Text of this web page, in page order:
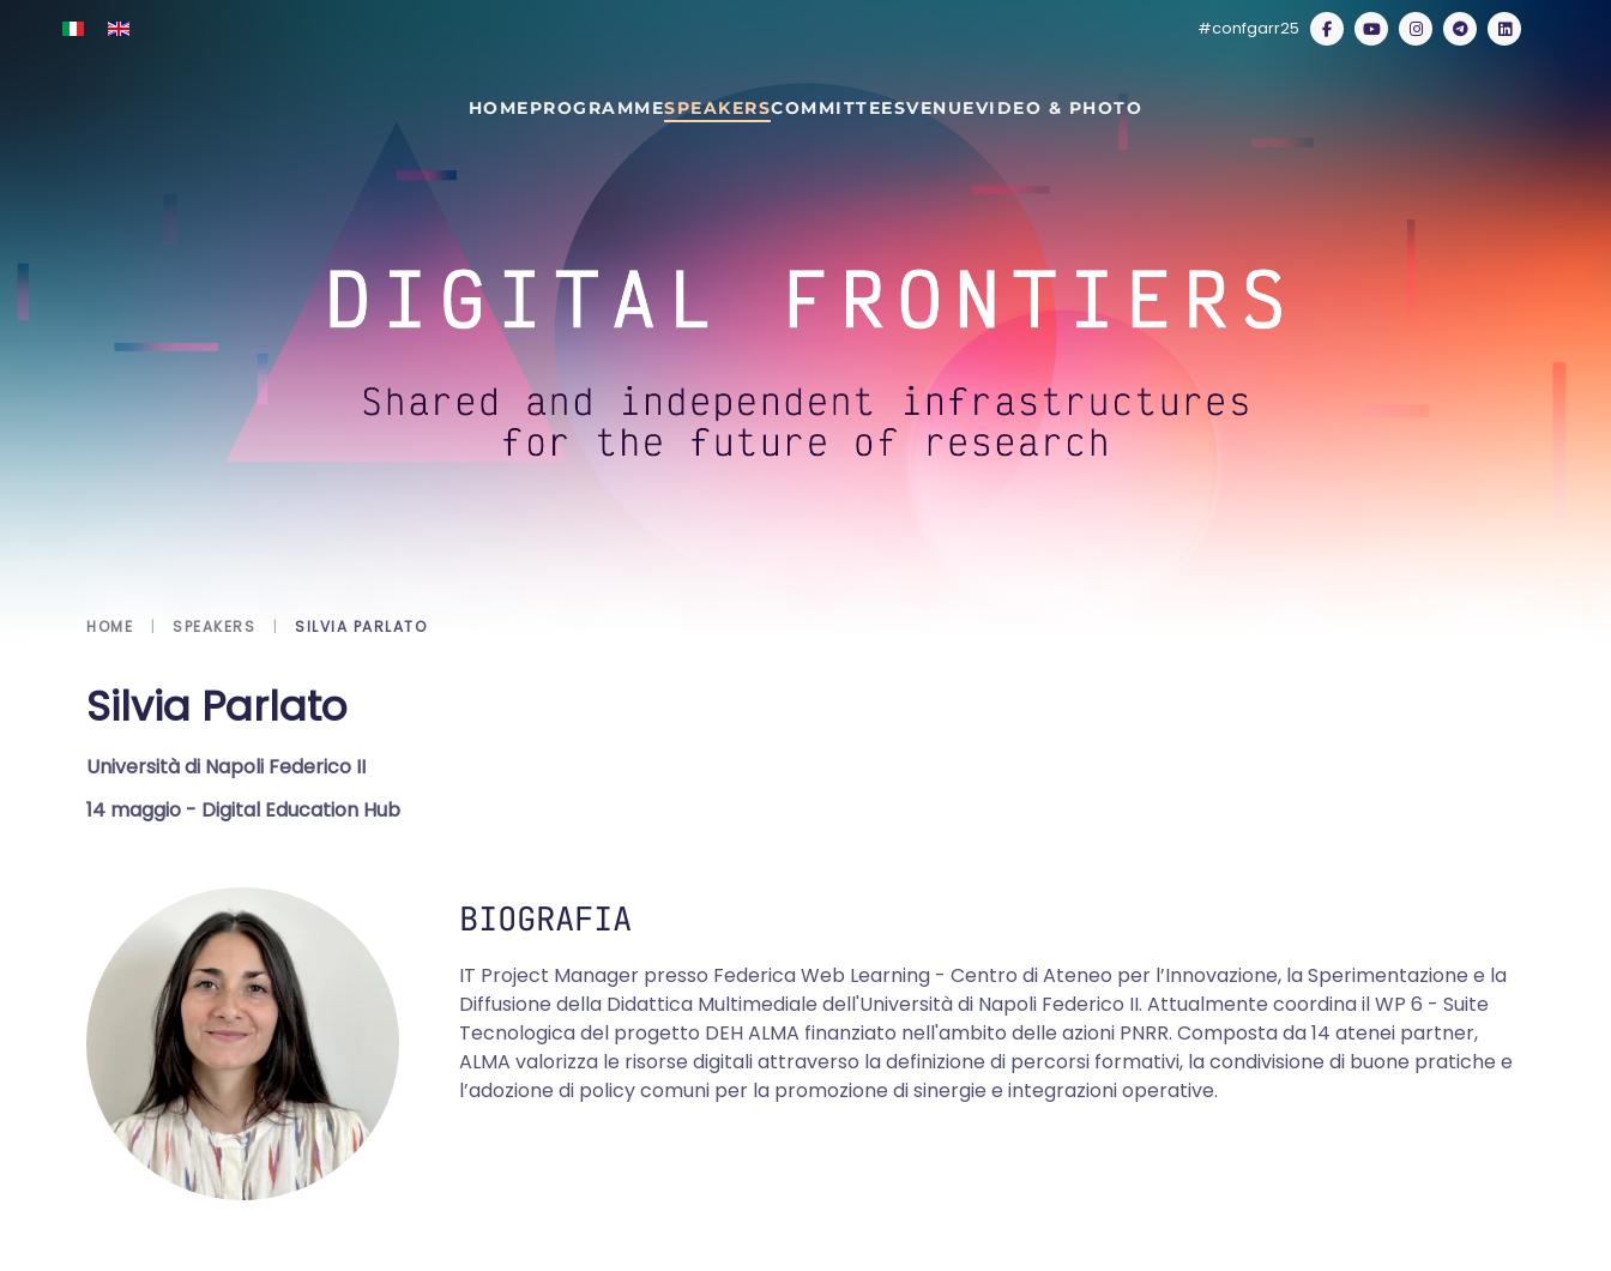
#confgarr25
HOMEPROGRAMMESPEAKERSCOMMITTEESVENUEVIDEO & PHOTO
HOME SPEAKERS SILVIA PARLATO
Silvia Parlato
Università di Napoli Federico II
14 maggio - Digital Education Hub
BIOGRAFIA
IT Project Manager presso Federica Web Learning - Centro di Ateneo per l’Innovazione, la Sperimentazione e la
Diffusione della Didattica Multimediale dell'Università di Napoli Federico II. Attualmente coordina il WP 6 - Suite
Tecnologica del progetto DEH ALMA finanziato nell'ambito delle azioni PNRR. Composta da 14 atenei partner,
ALMA valorizza le risorse digitali attraverso la definizione di percorsi formativi, la condivisione di buone pratiche e
l’adozione di policy comuni per la promozione di sinergie e integrazioni operative.